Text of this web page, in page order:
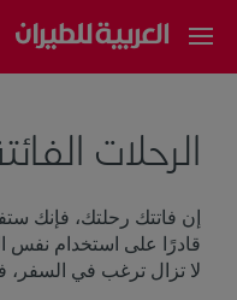
الرحلات
إن فاتتك رحلتك، فإنك
قادرًا على استخدام نفس
لا تزال ترغب في السفر،